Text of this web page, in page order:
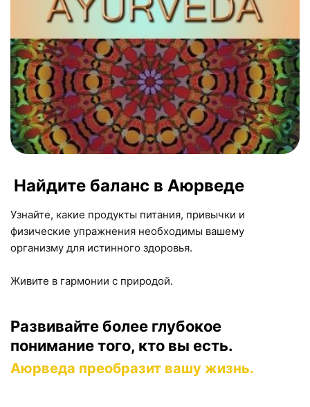
Найдите баланс в Аюрведе
Узнайте, какие продукты питания, привычки и
физические упражнения необходимы вашему
организму для истинного здоровья.
Живите в гармонии с природой.
Развивайте более глубокое
понимание того, кто вы есть.
Аюрведа преобразит вашу жизнь.